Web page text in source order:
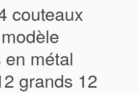
couteaux
métal
grands 12